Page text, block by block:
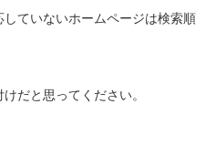
ていないホームページは検索順
だと思ってください。